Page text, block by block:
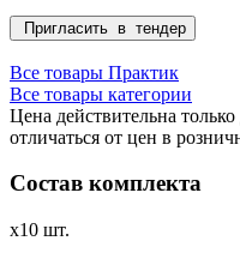
Пригласить в тендер
Все товары Практик
Все товары категории
Цена действительна
отличаться от цен в
Состав комплекта
x10 шт.